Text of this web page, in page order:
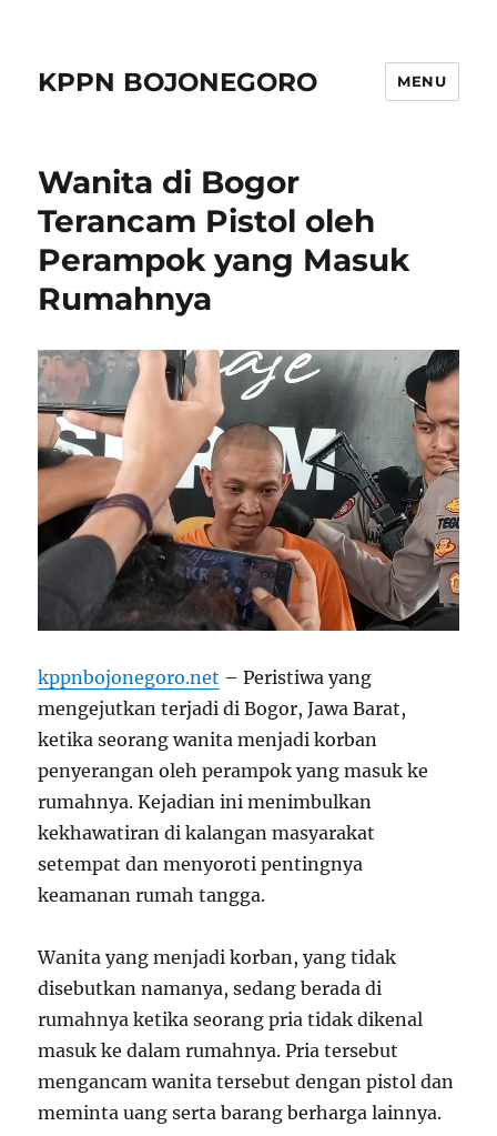
KPPN BOJONEGORO MENU
Wanita di Bogor
Terancam Pistol oleh
Perampok yang Masuk
Rumahnya
kppnbojonegoro.net – Peristiwa yang
mengejutkan terjadi di Bogor, Jawa Barat,
ketika seorang wanita menjadi korban
penyerangan oleh perampok yang masuk ke
rumahnya. Kejadian ini menimbulkan
kekhawatiran di kalangan masyarakat
setempat dan menyoroti pentingnya
keamanan rumah tangga.
Wanita yang menjadi korban, yang tidak
disebutkan namanya, sedang berada di
rumahnya ketika seorang pria tidak dikenal
masuk ke dalam rumahnya. Pria tersebut
mengancam wanita tersebut dengan pistol dan
meminta uang serta barang berharga lainnya.